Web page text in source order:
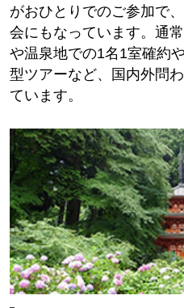
がおひとりでのご参加で
会にもなっています。通
や温泉地での1名1室確約
型ツアーなど、国内外問
ています。